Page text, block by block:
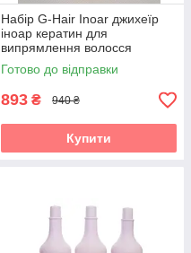
Набір G-Hair Inoar джихеїр
іноар кератин для
випрямлення волосся
Готово до відправки
893 ₴ 940 ₴
Купити